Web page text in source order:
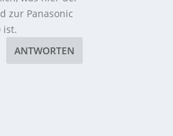
zur Panasonic
ist.
ANTWORTEN